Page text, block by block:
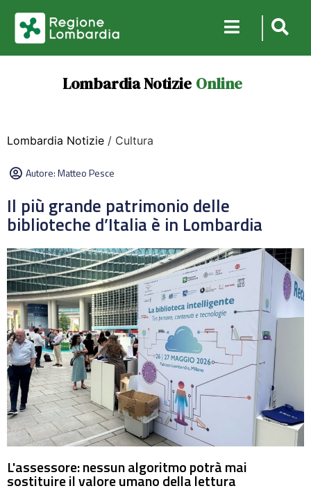
Lombardia Notizie Online
Lombardia Notizie / Cultura
Autore:Matteo Pesce
Il più grande patrimonio delle
biblioteche d’Italia è in Lombardia
L'assessore: nessun algoritmo potrà mai
sostituire il valore umano della lettura